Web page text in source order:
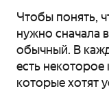
Чтобы понять,
нужно сначала
обычный. В
есть
которые хотят